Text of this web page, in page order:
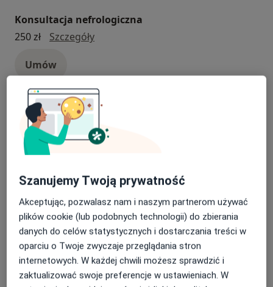
Konsultacja nefrologiczna
250 zł
SzczegółyKonsultacja nefrologiczna
Umów
Konsultacja dermatologiczna
280 zł
Szczegółykonsultacja dermatologiczna
Umów
Konsultacja internistyczna
200 zł - 220 zł
Szczegółykonsultacja internistyczna
Umów
Szanujemy Twoją prywatność
Akceptując, pozwalasz nam i naszym partnerom używać
plików cookie (lub podobnych technologii) do zbierania
danych do celów statystycznych i dostarczania treści w
oparciu o Twoje zwyczaje przeglądania stron
internetowych. W każdej chwili możesz sprawdzić i
zaktualizować swoje preferencje w ustawieniach. W